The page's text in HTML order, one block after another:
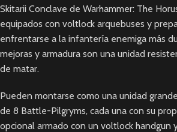
Skitarii Conclave de Warhammer: The
equipados con voltlock arquebuses y
enfrentarse a la infantería enemiga más
mejoras y armadura son una unidad
de matar.
Pueden montarse como una unidad
de 8 Battle-Pilgryms, cada una con su
opcional armado con un voltlock handgun